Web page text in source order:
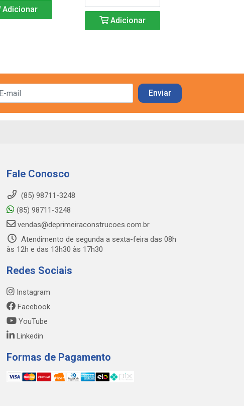
Adicionar
Adicionar
Fale Conosco
(85) 98711-3248
(85) 98711-3248
vendas@deprimeiraconstrucoes.com.br
Atendimento de segunda a sexta-feira das 08h
às 12h e das 13h30 às 17h30
Redes Sociais
Instagram
Facebook
YouTube
Linkedin
Formas de Pagamento